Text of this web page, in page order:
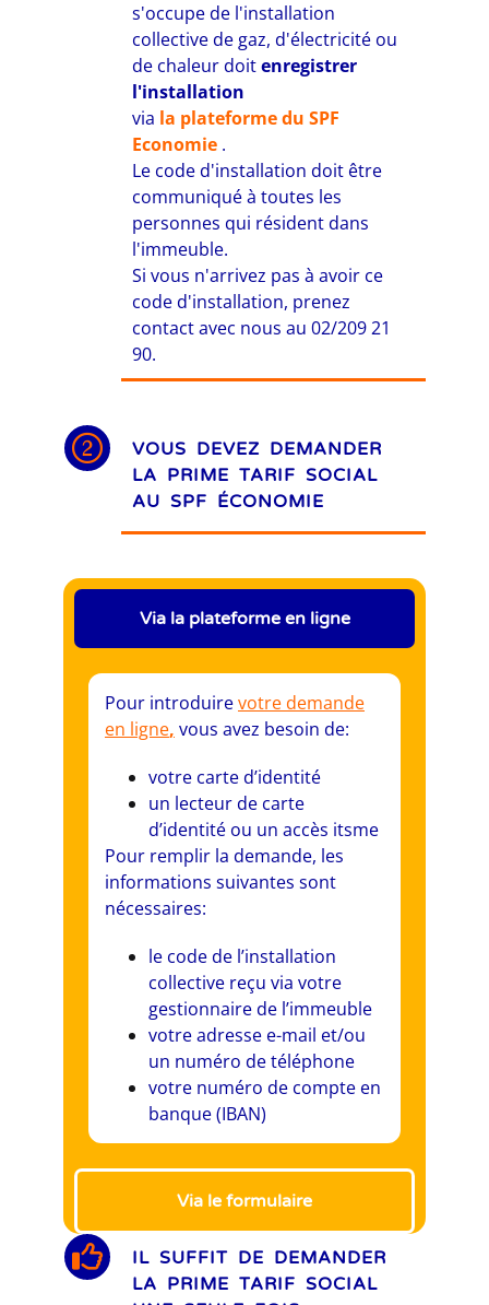
s'occupe de l'installation
collective de gaz, d'électricité ou
de chaleur doitenregistrer
l'installation
via la plateforme du SPF
Economie .
Le code d'installation doit être
communiqué à toutes les
personnes qui résident dans
l'immeuble.
Si vous n'arrivez pas à avoir ce
code d'installation, prenez
contact avec nous au 02/209 21
90.
VOUS DEVEZ DEMANDER
LA PRIME TARIF SOCIAL
AU SPF ÉCONOMIE
Via la plateforme en ligne
Via le formulaire
Pour introduirevotre demande
en ligne, vous avez besoin de:
votre carte d’identité
un lecteur de carte
d’identité ou un accès itsme
Pour remplir la demande, les
informations suivantes sont
nécessaires:
le code de l’installation
collective reçu via votre
gestionnaire de l’immeuble
votre adresse e-mail et/ou
un numéro de téléphone
votre numéro de compte en
banque (IBAN)
IL SUFFIT DE DEMANDER
LA PRIME TARIF SOCIAL